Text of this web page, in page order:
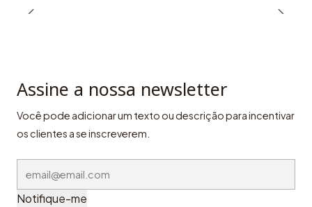
Assine a nossa newsletter
Você pode adicionar um texto ou descrição para incentivar
os clientes a se inscreverem.
Notifique-me